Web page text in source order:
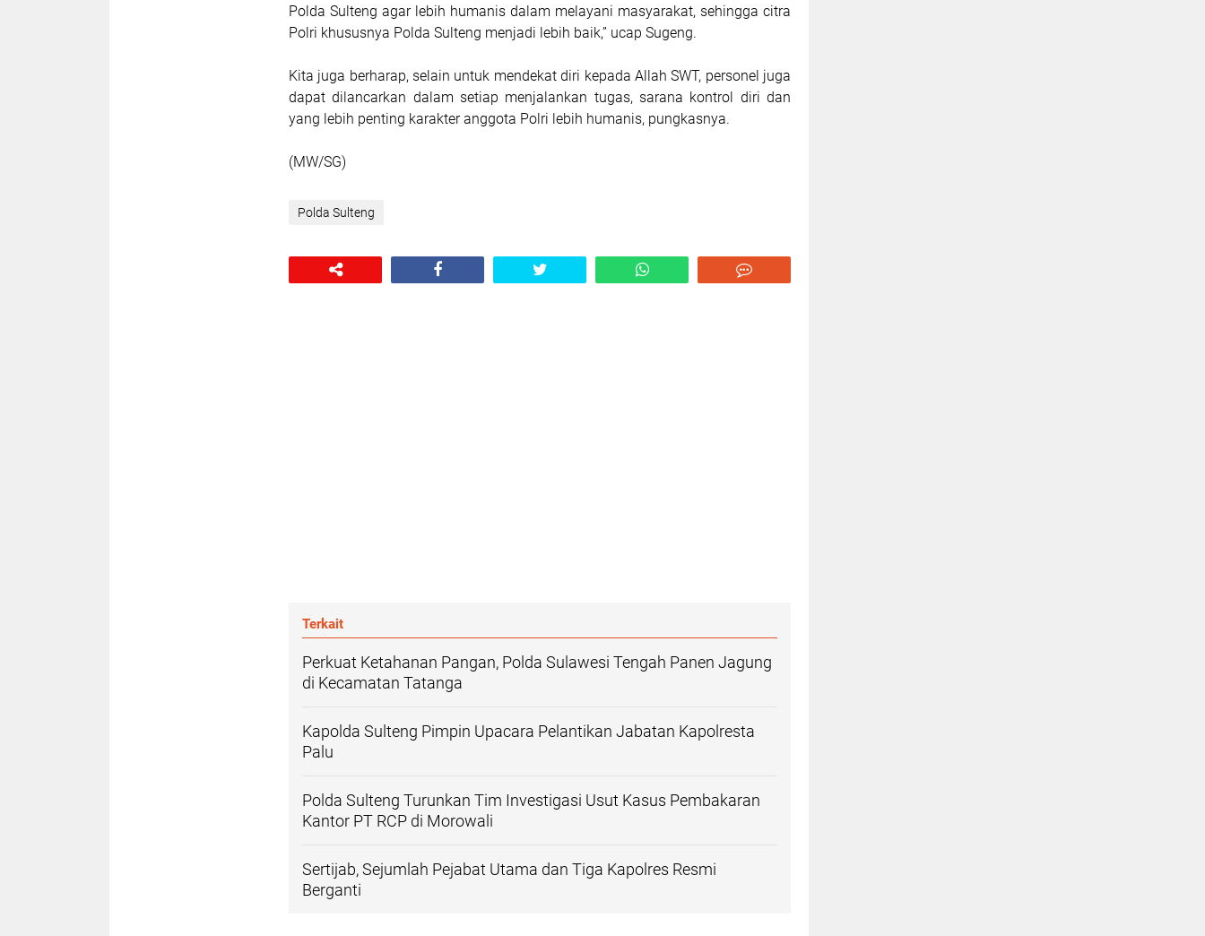
Polda Sulteng agar lebih humanis dalam melayani masyarakat, sehingga citra
Polri khususnya Polda Sulteng menjadi lebih baik,” ucap Sugeng.
Kita juga berharap, selain untuk mendekat diri kepada Allah SWT, personel juga
dapat dilancarkan dalam setiap menjalankan tugas, sarana kontrol diri dan
yang lebih penting karakter anggota Polri lebih humanis, pungkasnya.
(MW/SG)
Polda Sulteng
Terkait
Perkuat Ketahanan Pangan, Polda Sulawesi Tengah Panen Jagung
di Kecamatan Tatanga
Kapolda Sulteng Pimpin Upacara Pelantikan Jabatan Kapolresta
Palu
Polda Sulteng Turunkan Tim Investigasi Usut Kasus Pembakaran
Kantor PT RCP di Morowali
Sertijab, Sejumlah Pejabat Utama dan Tiga Kapolres Resmi
Berganti